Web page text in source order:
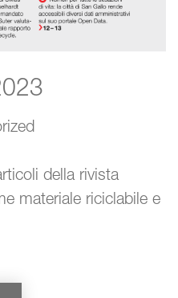
della rivista
materiale riciclabile e